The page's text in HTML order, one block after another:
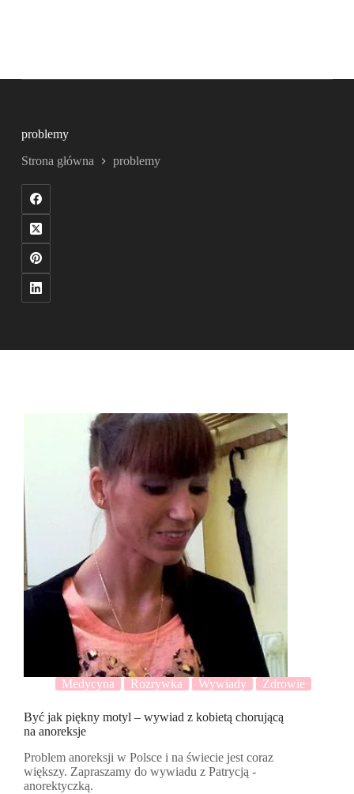
problemy
Strona główna problemy
Medycyna Rozrywka Wywiady Zdrowie
Być jak piękny motyl – wywiad z kobietą chorującą
na anoreksje
Problem anoreksji w Polsce i na świecie jest coraz
większy. Zapraszamy do wywiadu z Patrycją -
anorektyczką.